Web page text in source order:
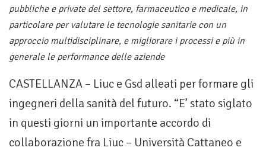
pubbliche e private del settore, farmaceutico e medicale, in
particolare per valutare le tecnologie sanitarie con un
approccio multidisciplinare, e migliorare i processi e più in
generale le performance delle aziende
CASTELLANZA – Liuc e Gsd alleati per formare gli
ingegneri della sanità del futuro. “E’ stato siglato
in questi giorni un importante accordo di
collaborazione fra Liuc – Università Cattaneo e